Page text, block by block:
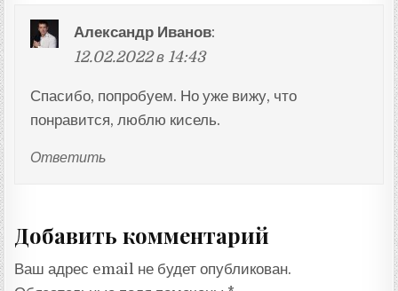
Александр Иванов:
12.02.2022 в 14:43
Спасибо, попробуем. Но уже вижу, что
понравится, люблю кисель.
Ответить
Добавить комментарий
Ваш адрес email не будет опубликован.